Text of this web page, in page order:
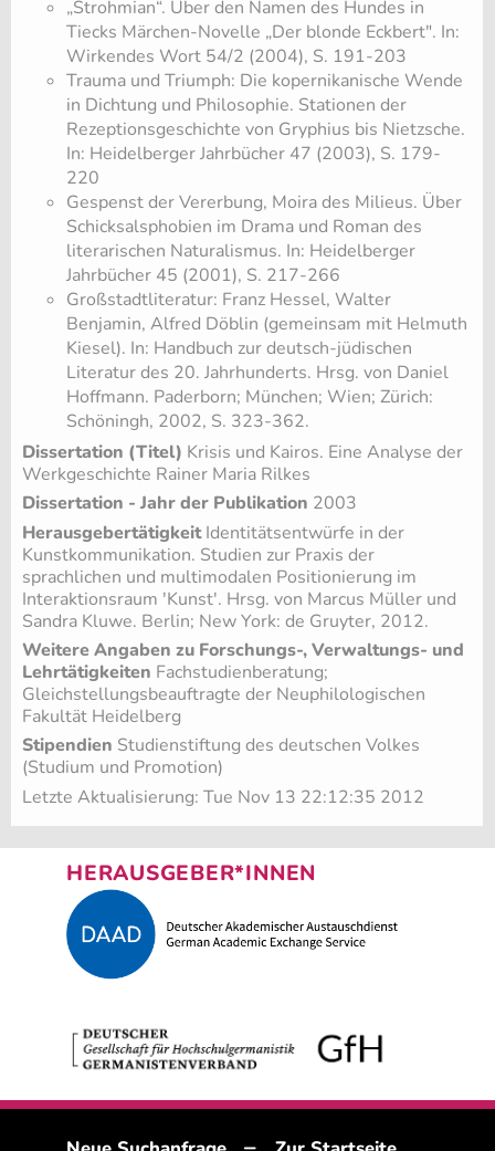
„Strohmian“. Über den Namen des Hundes in
Tiecks Märchen-Novelle „Der blonde Eckbert". In:
Wirkendes Wort 54/2 (2004), S. 191-203
Trauma und Triumph: Die kopernikanische Wende
in Dichtung und Philosophie. Stationen der
Rezeptionsgeschichte von Gryphius bis Nietzsche.
In: Heidelberger Jahrbücher 47 (2003), S. 179-
220
Gespenst der Vererbung, Moira des Milieus. Über
Schicksalsphobien im Drama und Roman des
literarischen Naturalismus. In: Heidelberger
Jahrbücher 45 (2001), S. 217-266
Großstadtliteratur: Franz Hessel, Walter
Benjamin, Alfred Döblin (gemeinsam mit Helmuth
Kiesel). In: Handbuch zur deutsch-jüdischen
Literatur des 20. Jahrhunderts. Hrsg. von Daniel
Hoffmann. Paderborn; München; Wien; Zürich:
Schöningh, 2002, S. 323-362.
Dissertation (Titel) Krisis und Kairos. Eine Analyse der
Werkgeschichte Rainer Maria Rilkes
Dissertation - Jahr der Publikation 2003
HerausgebertätigkeitIdentitätsentwürfe in der
Kunstkommunikation. Studien zur Praxis der
sprachlichen und multimodalen Positionierung im
Interaktionsraum 'Kunst'. Hrsg. von Marcus Müller und
Sandra Kluwe. Berlin; New York: de Gruyter, 2012.
Weitere Angaben zu Forschungs-, Verwaltungs- und
Lehrtätigkeiten Fachstudienberatung;
Gleichstellungsbeauftragte der Neuphilologischen
Fakultät Heidelberg
Stipendien Studienstiftung des deutschen Volkes
(Studium und Promotion)
Letzte Aktualisierung: Tue Nov 13 22:12:35 2012
HERAUSGEBER*INNEN